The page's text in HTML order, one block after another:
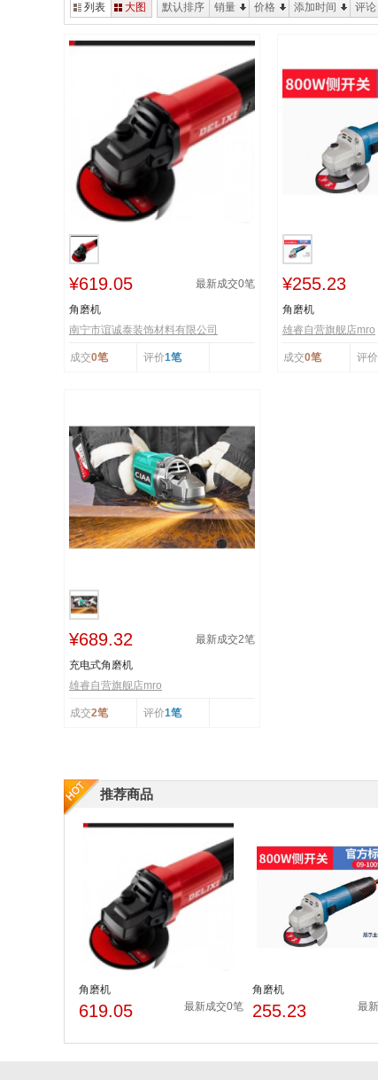
列表 大图 默认排序 销量 价格 添加时间 评论
¥619.05 最新成交0笔
角磨机
南宁市谊诚泰装饰材料有限公司
成交0笔 评价1笔
¥255.23
角磨机
雄睿自营旗舰店mro
成交0笔 评价
¥689.32 最新成交2笔
充电式角磨机
雄睿自营旗舰店mro
成交2笔 评价1笔
推荐商品
角磨机
619.05 最新成交0笔
角磨机
255.23 最